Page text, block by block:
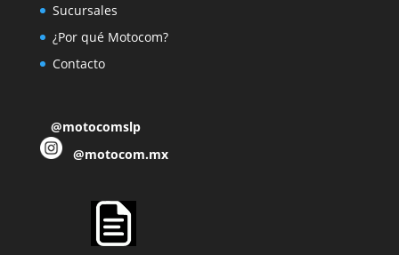
Sucursales
¿Por qué Motocom?
Contacto
@motocomslp
@motocom.mx